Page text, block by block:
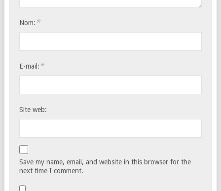
Nom: *
E-mail: *
Site web:
Save my name, email, and website in this browser for the
next time I comment.